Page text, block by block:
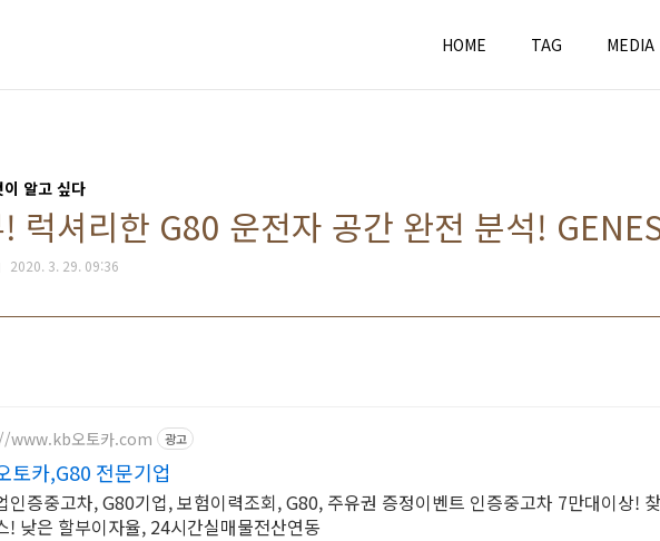
HOME TAG MEDIA
알고 싶다
럭셔리한 G80 운전자 공간 완전 분석!
2020. 3. 29. 09:36
오토카.com 광고
토카,G80 전문기업
인증중고차, G80기업, 보험이력조회, G80, 주유권 증정이벤트 인증중고차 7만대이상!
! 낮은 할부이자율, 24시간실매물전산연동